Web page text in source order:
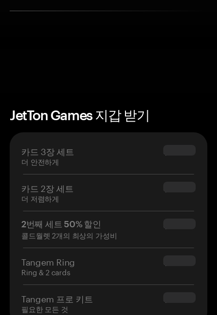
JetTon Games 지갑 받기
카드 3장 세트
더 안전하게
$69.90
카드 2장 세트
더 저렴하게
$54.90
2번째 세트 50% 할인
콜드월렛 2개의 최상의 가성비
$34.95
Tangem Ring
Ring & 2 cards
$160.00
Tangem 프로 키트
필요한 모든 것
$180.00